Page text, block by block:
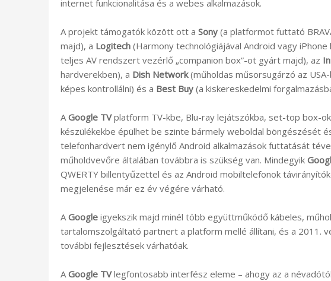
internet funkcionalitása és a webes alkalmazások.
A projekt támogatók között ott a Sony (a platformot futtató
majd), a Logitech (Harmony technológiájával Android vagy
teljes AV rendszert vezérlő „companion box”-ot gyárt majd), az
hardverekben), a Dish Network(műholdas műsorsugárzó az
képes kontrollálni) és a Best Buy (a kiskereskedelmi
A Google TVplatform TV-kbe, Blu-ray lejátszókba, set-top box-
készülékekbe épülhet be szinte bármely weboldal böngészését
telefonhardvert nem igénylő Android alkalmazások futtatását
műholdvevőre általában továbbra is szükség van. Mindegyik
QWERTY billentyűzettel és az Android mobiltelefonok
megjelenése már ez év végére várható.
A Google igyekszik majd minél több együttműködő kábeles,
tartalomszolgáltató partnert a platform mellé állítani, és a 2011.
további fejlesztések várhatóak.
A Google TVlegfontosabb interfész eleme – ahogy az a